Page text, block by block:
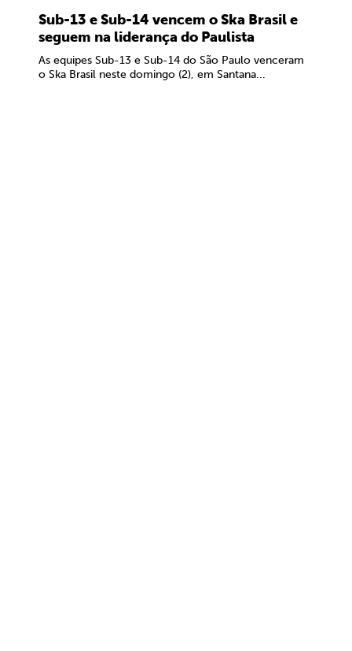
Sub-13 e Sub-14 vencem o Ska Brasil e
seguem na liderança do Paulista
As equipes Sub-13 e Sub-14 do São Paulo venceram
o Ska Brasil neste domingo (2), em Santana...